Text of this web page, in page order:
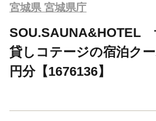
宮城県 宮城県庁
SOU.SAUNA&HOTEL
貸しコテージの宿泊ク
円分【1676136】